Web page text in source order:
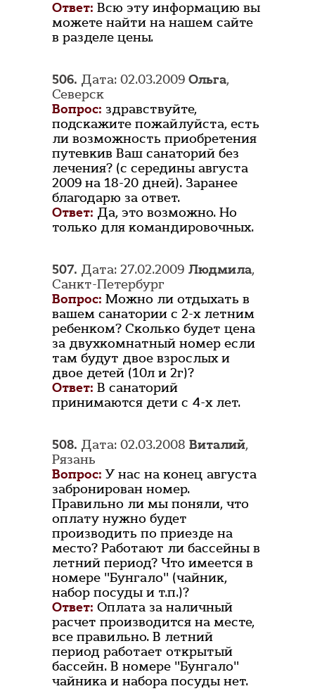
Ответ: Всю эту информацию вы
можете найти на нашем сайте
в разделе цены.
506. Дата: 02.03.2009 Ольга,
Северск
Вопрос: здравствуйте,
подскажите пожайлуйста, есть
ли возможность приобретения
путевкив Ваш санаторий без
лечения? (с середины августа
2009 на 18-20 дней). Заранее
благодарю за ответ.
Ответ: Да, это возможно. Но
только для командировочных.
507. Дата: 27.02.2009 Людмила,
Санкт-Петербург
Вопрос: Можно ли отдыхать в
вашем санатории с 2-х летним
ребенком? Сколько будет цена
за двухкомнатный номер если
там будут двое взрослых и
двое детей (10л и 2г)?
Ответ: В санаторий
принимаются дети с 4-х лет.
508. Дата: 02.03.2008 Виталий,
Рязань
Вопрос: У нас на конец августа
забронирован номер.
Правильно ли мы поняли, что
оплату нужно будет
производить по приезде на
место? Работают ли бассейны в
летний период? Что имеется в
номере "Бунгало" (чайник,
набор посуды и т.п.)?
Ответ: Оплата за наличный
расчет производится на месте,
все правильно. В летний
период работает открытый
бассейн. В номере "Бунгало"
чайника и набора посуды нет.